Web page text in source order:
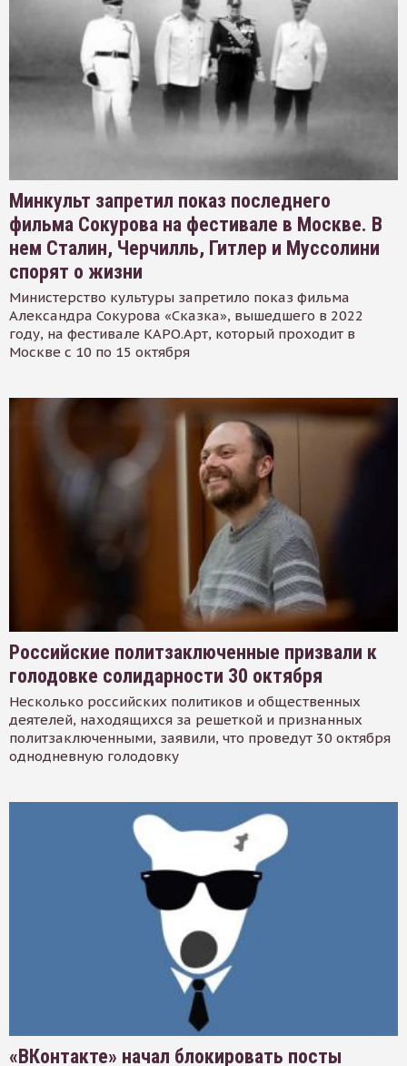
Минкульт запретил показ последнего
фильма Сокурова на фестивале в Москве. В
нем Сталин, Черчилль, Гитлер и Муссолини
спорят о жизни
Министерство культуры запретило показ фильма
Александра Сокурова «Сказка», вышедшего в 2022
году, на фестивале КАРО.Арт, который проходит в
Москве с 10 по 15 октября
Российские политзаключенные призвали к
голодовке солидарности 30 октября
Несколько российских политиков и общественных
деятелей, находящихся за решеткой и признанных
политзаключенными, заявили, что проведут 30 октября
однодневную голодовку
«ВКонтакте» начал блокировать посты